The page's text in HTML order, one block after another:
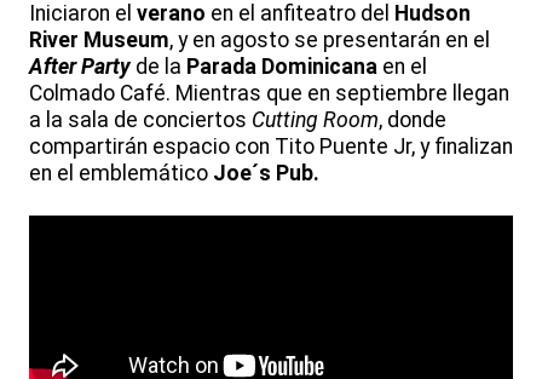
Iniciaron el verano en el anfiteatro del Hudson
River Museum, y en agosto se presentarán en el
After Party de la Parada Dominicana en el
Colmado Café. Mientras que en septiembre llegan
a la sala de conciertos Cutting Room, donde
compartirán espacio con Tito Puente Jr, y finalizan
en el emblemático Joe´s Pub.